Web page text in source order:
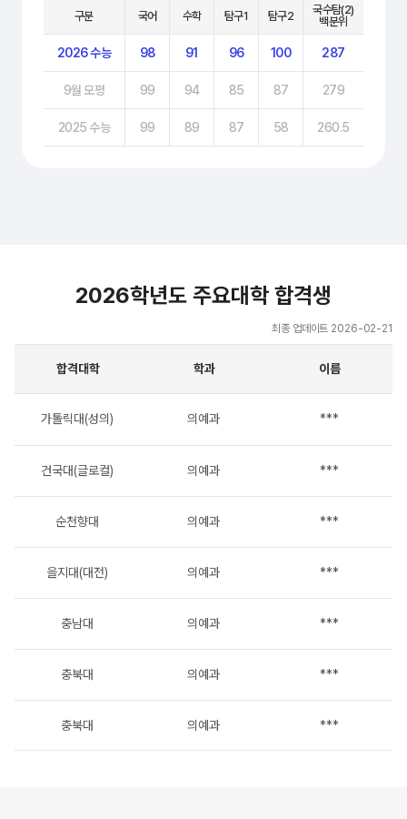
구분 국어 수학 탐구1 탐구2
국수탐(2)
백분위
2026 수능 98 91 96 100 287
9월 모평 99 94 85 87 279
2025 수능 99 89 87 58 260.5
2026학년도 주요대학 합격생
최종 업데이트 2026-02-21
합격대학 학과 이름
가톨릭대(성의) 의예과 ***
건국대(글로컬) 의예과 ***
순천향대 의예과 ***
을지대(대전) 의예과 ***
충남대 의예과 ***
충북대 의예과 ***
충북대 의예과 ***